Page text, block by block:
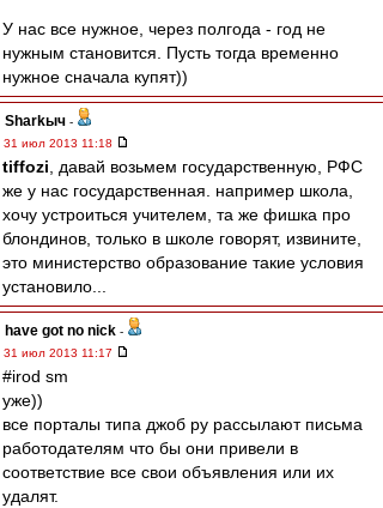
У нас все нужное, через полгода - год не
нужным становится. Пусть тогда временно
нужное сначала купят))
Sharkыч -
31 июл 2013 11:18
tiffozi , давай возьмем государственную, РФС
же у нас государственная. например школа,
хочу устроиться учителем, та же фишка про
блондинов, только в школе говорят, извините,
это министерство образование такие условия
установило...
have got no nick -
31 июл 2013 11:17
#irod sm
уже))
все порталы типа джоб ру рассылают письма
работодателям что бы они привели в
соответствие все свои объявления или их
удалят.